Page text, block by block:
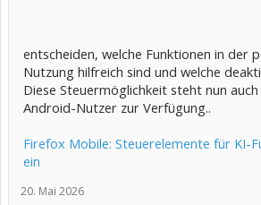
entscheiden, welche Funktionen in der
Nutzung hilfreich sind und welche
Diese Steuermöglichkeit steht nun
Android-Nutzer zur Verfügung..
Firefox Mobile: Steuerelemente für KI-
ein
20. Mai 2026